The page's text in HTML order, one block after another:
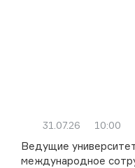
31.07.26 10:00
Ведущие
международное